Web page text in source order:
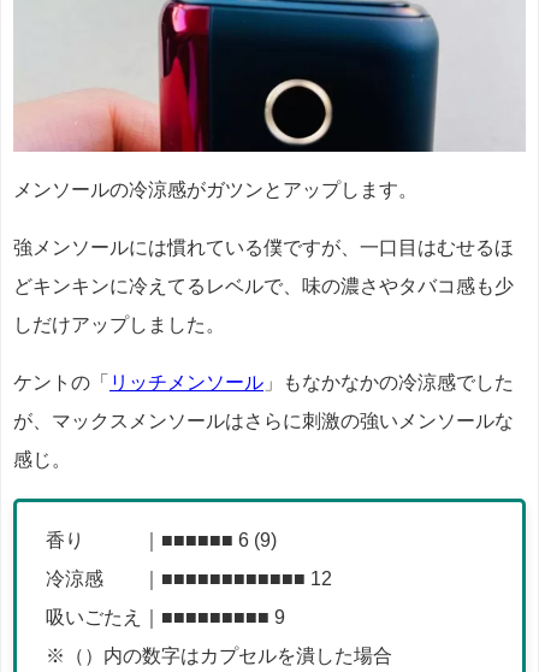
メンソールの冷涼感がガツンとアップします。
強メンソールには慣れている僕ですが、一口目はむせるほ
どキンキンに冷えてるレベルで、味の濃さやタバコ感も少
しだけアップしました。
ケントの「 リッチメンソール 」もなかなかの冷涼感でした
が、マックスメンソールはさらに刺激の強いメンソールな
感じ。
香り ｜■■■■■■ 6 (9)
冷涼感 ｜■■■■■■■■■■■■ 12
吸いごたえ｜■■■■■■■■■ 9
※（）内の数字はカプセルを潰した場合